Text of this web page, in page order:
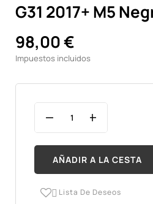
G31 2017+ M5
98,00 €
Impuestos incluidos
AÑADIR A LA CESTA
 Lista De Deseos